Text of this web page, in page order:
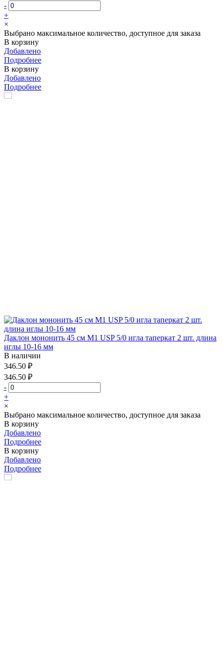
-
+
×
Выбрано максимальное количество, доступное для заказа
В корзину
Добавлено
Подробнее
В корзину
Добавлено
Подробнее
Даклон мононить 45 см М1 USP 5/0 игла таперкат 2 шт. длина
иглы 10-16 мм
В наличии
346.50 ₽
346.50 ₽
-
+
×
Выбрано максимальное количество, доступное для заказа
В корзину
Добавлено
Подробнее
В корзину
Добавлено
Подробнее